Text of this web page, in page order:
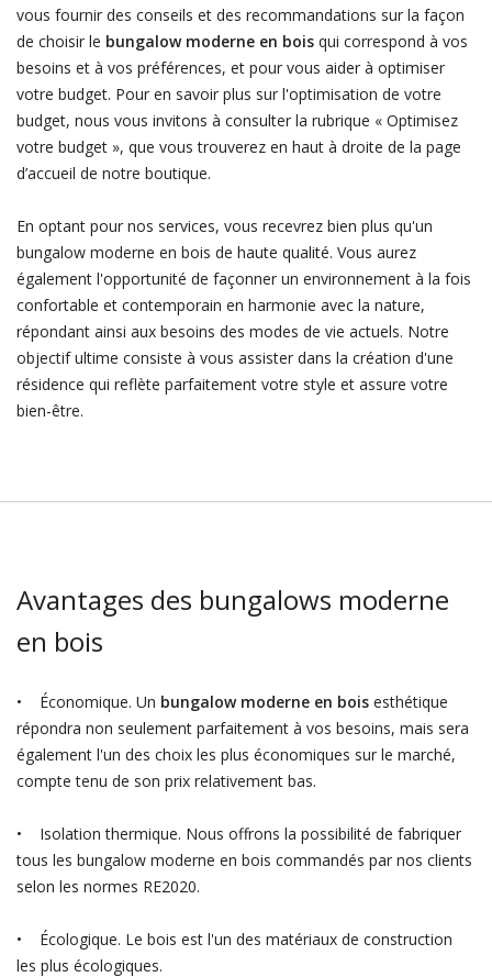
vous fournir des conseils et des recommandations sur la façon
de choisir le bungalow moderne en boisqui correspond à vos
besoins et à vos préférences, et pour vous aider à optimiser
votre budget. Pour en savoir plus sur l'optimisation de votre
budget, nous vous invitons à consulter la rubrique « Optimisez
votre budget », que vous trouverez en haut à droite de la page
d’accueil de notre boutique.
En optant pour nos services, vous recevrez bien plus qu'un
bungalow moderne en bois de haute qualité. Vous aurez
également l'opportunité de façonner un environnement à la fois
confortable et contemporain en harmonie avec la nature,
répondant ainsi aux besoins des modes de vie actuels. Notre
objectif ultime consiste à vous assister dans la création d'une
résidence qui reflète parfaitement votre style et assure votre
bien-être.
Avantages des bungalows moderne
en bois
• Économique. Un bungalow moderne en boisesthétique
répondra non seulement parfaitement à vos besoins, mais sera
également l'un des choix les plus économiques sur le marché,
compte tenu de son prix relativement bas.
• Isolation thermique. Nous offrons la possibilité de fabriquer
tous les bungalow moderne en bois commandés par nos clients
selon les normes RE2020.
• Écologique. Le bois est l'un des matériaux de construction
les plus écologiques.